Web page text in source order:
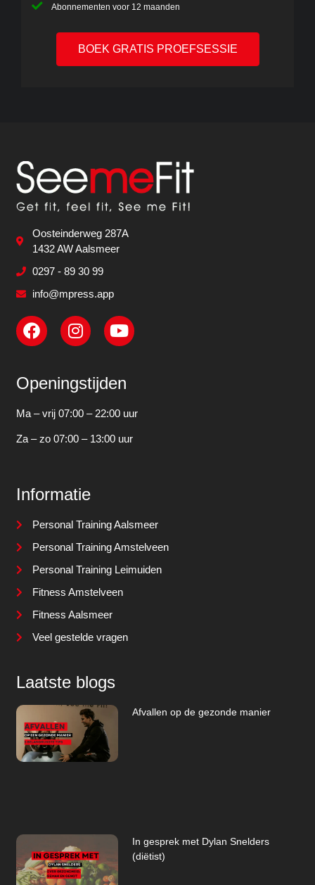
Abonnementen voor 12 maanden
BOEK GRATIS PROEFSESSIE
Oosteinderweg 287A
1432 AW Aalsmeer
0297 - 89 30 99
info@mpress.app
Openingstijden
Ma – vrij 07:00 – 22:00 uur
Za – zo 07:00 – 13:00 uur
Informatie
Personal Training Aalsmeer
Personal Training Amstelveen
Personal Training Leimuiden
Fitness Amstelveen
Fitness Aalsmeer
Veel gestelde vragen
Laatste blogs
Afvallen op de gezonde manier
In gesprek met Dylan Snelders
(diëtist)